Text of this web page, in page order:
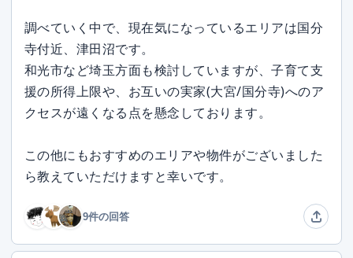
調べていく中で、現在気になっているエリアは国分
寺付近、津田沼です。
和光市など埼玉方面も検討していますが、子育て支
援の所得上限や、お互いの実家(大宮/国分寺)へのア
クセスが遠くなる点を懸念しております。
この他にもおすすめのエリアや物件がございました
ら教えていただけますと幸いです。
9件の回答